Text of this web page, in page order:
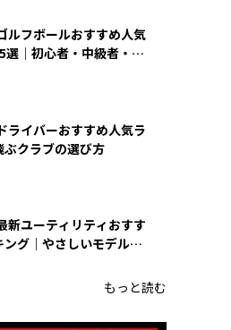
ルフボールおすすめ人気
選｜初心者・中級者・上
ライバーおすすめ人気ラ
ぶクラブの選び方
新ユーティリティおすす
ング｜やさしいモデルの
もっと読む